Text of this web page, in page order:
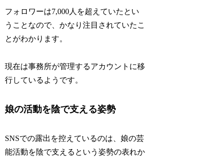
フォロワーは7,000人を超えていたとい
うことなので、かなり注目されていたこ
とがわかります。
現在は事務所が管理するアカウントに移
行しているようです。
娘の活動を陰で支える姿勢
SNSでの露出を控えているのは、娘の芸
能活動を陰で支えるという姿勢の表れか